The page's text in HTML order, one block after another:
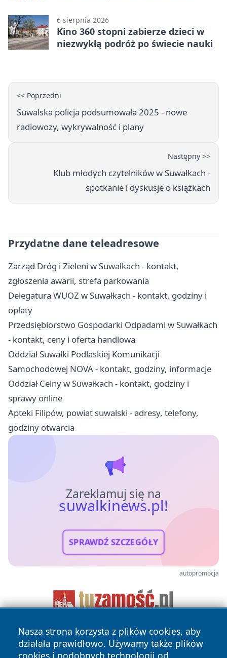
6 sierpnia 2026
Kino 360 stopni zabierze dzieci w
niezwykłą podróż po świecie nauki
<< Poprzedni
Suwalska policja podsumowała 2025 - nowe
radiowozy, wykrywalność i plany
Następny >>
Klub młodych czytelników w Suwałkach -
spotkanie i dyskusje o książkach
Przydatne dane teleadresowe
Zarząd Dróg i Zieleni w Suwałkach - kontakt,
zgłoszenia awarii, strefa parkowania
Delegatura WUOZ w Suwałkach - kontakt, godziny i
opłaty
Przedsiębiorstwo Gospodarki Odpadami w Suwałkach
- kontakt, ceny i oferta handlowa
Oddział Suwałki Podlaskiej Komunikacji
Samochodowej NOVA - kontakt, godziny, informacje
Oddział Celny w Suwałkach - kontakt, godziny i
sprawy online
Apteki Filipów, powiat suwalski - adresy, telefony,
godziny otwarcia
Zareklamuj się na
suwalkinews.pl!
SPRAWDŹ SZCZEGÓŁY
autopromocja
Nasza strona korzysta z plików cookies, aby
działała prawidłowo. Używamy także plików
cookies i podobnych technologii od